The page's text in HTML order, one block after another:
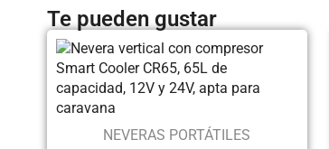
Te pueden gustar
NEVERAS PORTÁTILES